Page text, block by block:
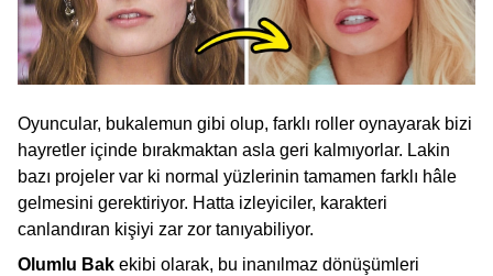
Oyuncular, bukalemun gibi olup, farklı roller oynayarak bizi
hayretler içinde bırakmaktan asla geri kalmıyorlar. Lakin
bazı projeler var ki normal yüzlerinin tamamen farklı hâle
gelmesini gerektiriyor. Hatta izleyiciler, karakteri
canlandıran kişiyi zar zor tanıyabiliyor.
Olumlu Bak ekibi olarak, bu inanılmaz dönüşümleri